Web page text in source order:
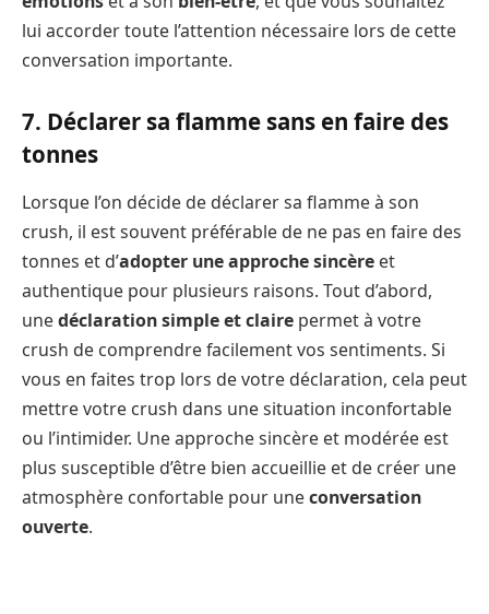
lui accorder toute l’attention nécessaire lors de cette
conversation importante.
7. Déclarer sa flamme sans en faire des
tonnes
Lorsque l’on décide de déclarer sa flamme à son
crush, il est souvent préférable de ne pas en faire des
tonnes et d’adopter une approche sincère et
authentique pour plusieurs raisons. Tout d’abord,
unedéclaration simple et claire permet à votre
crush de comprendre facilement vos sentiments. Si
vous en faites trop lors de votre déclaration, cela peut
mettre votre crush dans une situation inconfortable
ou l’intimider. Une approche sincère et modérée est
plus susceptible d’être bien accueillie et de créer une
atmosphère confortable pour uneconversation
ouverte.